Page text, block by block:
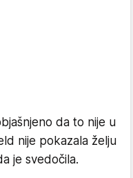
da to nije u
nije pokazala želju
je svedočila.